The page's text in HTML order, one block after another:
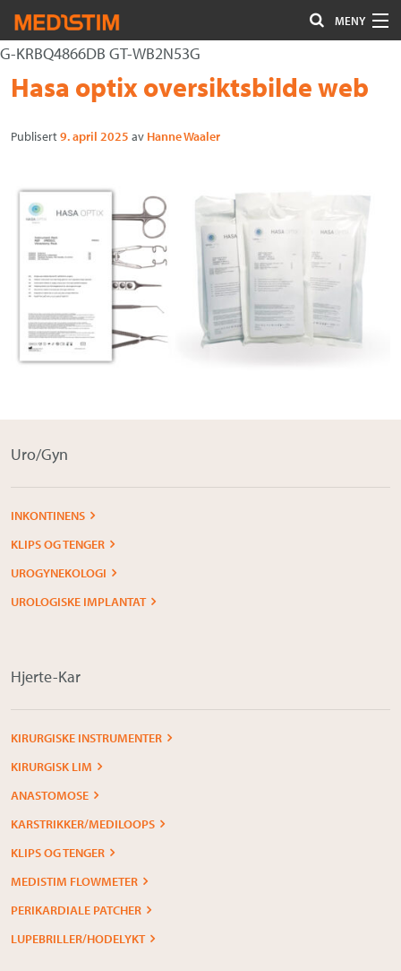
G-KRBQ4866DB GT-WB2N53G
MENY
Hjerte-Kar
Nevrokirurgi
Uro/Gyn
Øvrig kirurgi
Plastisk kirurgi
Øye
Kompresjon / Arr
About Medistim
Gå
innholdet
Forstørre
Hasa optix oversiktsbilde web
Publisert9. april 2025 av Hanne Waaler
Uro/Gyn
INKONTINENS
KLIPS OG TENGER
UROGYNEKOLOGI
UROLOGISKE IMPLANTAT
Hjerte-Kar
KIRURGISKE INSTRUMENTER
KIRURGISK LIM
ANASTOMOSE
KARSTRIKKER/MEDILOOPS
KLIPS OG TENGER
MEDISTIM FLOWMETER
PERIKARDIALE PATCHER
LUPEBRILLER/HODELYKT